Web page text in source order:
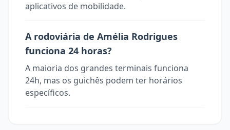
aplicativos de mobilidade.
A rodoviária de Amélia Rodrigues
funciona 24 horas?
A maioria dos grandes terminais funciona
24h, mas os guichês podem ter horários
específicos.